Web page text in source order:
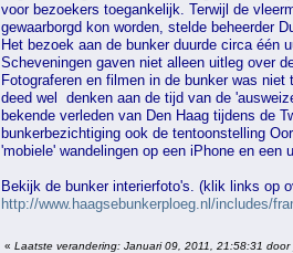
voor bezoekers toegankelijk. Terwijl de
gewaarborgd kon worden, stelde beheerder
Het bezoek aan de bunker duurde circa één
Scheveningen gaven niet alleen uitleg over
Fotograferen en filmen in de bunker was
deed wel denken aan de tijd van de
bekende verleden van Den Haag tijdens de
bunkerbezichtiging ook de tentoonstelling
'mobiele' wandelingen op een iPhone en een
Bekijk de bunker interierfoto's. (klik links op
http://www.haagsebunkerploeg.nl/includes/
« Laatste verandering: Januari 09, 2011, 21:58:31 door